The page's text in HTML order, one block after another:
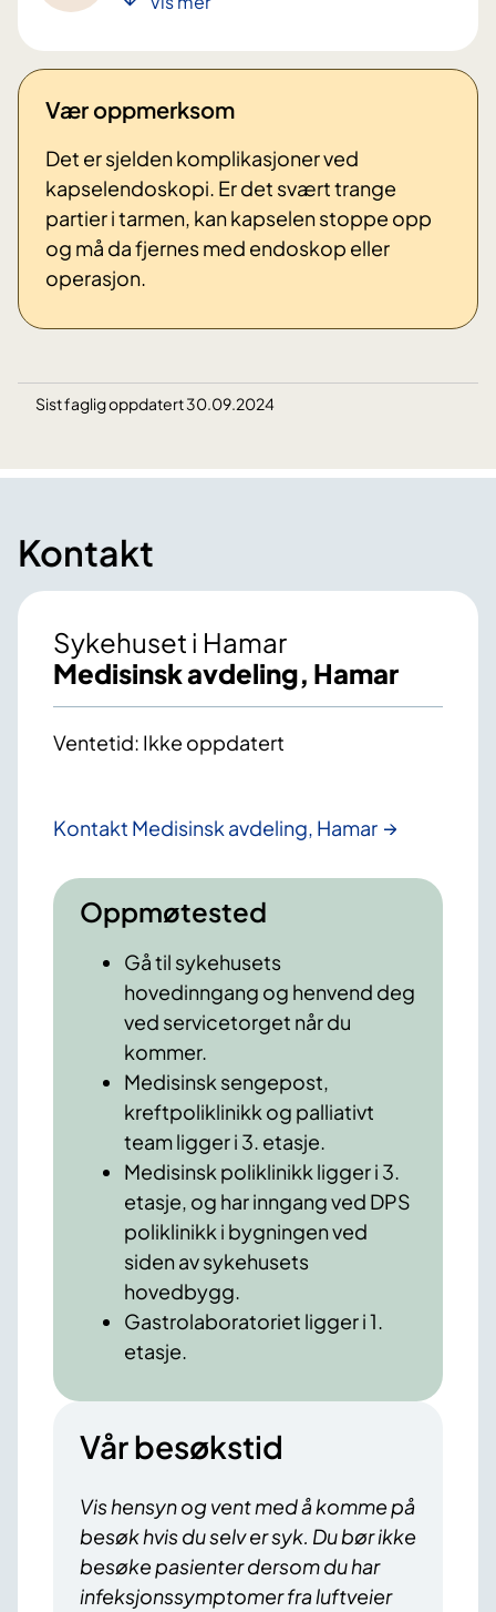
Vær oppmerksom
Det er sjelden komplikasjoner ved
kapselendoskopi. Er det svært trange
partier i tarmen, kan kapselen stoppe opp
og må da fjernes med endoskop eller
operasjon.
Sist faglig oppdatert 30.09.2024
Kontakt
Sykehuset i Hamar
Medisinsk avdeling, Hamar
Ventetid: Ikke oppdatert
Kontakt Medisinsk avdeling, Hamar
Oppmøtested
Gå til sykehusets
hovedinngang og henvend deg
ved servicetorget når du
kommer.
Medisinsk sengepost,
kreftpoliklinikk og palliativt
team ligger i 3. etasje.
Medisinsk poliklinikk ligger i 3.
etasje, og har inngang ved DPS
poliklinikk i bygningen ved
siden av sykehusets
hovedbygg.
Gastrolaboratoriet ligger i 1.
etasje.
Vår besøkstid
Vis hensyn og vent med å komme på
besøk hvis du selv er syk. Du bør ikke
besøke pasienter dersom du har
infeksjonssymptomer fra luftveier